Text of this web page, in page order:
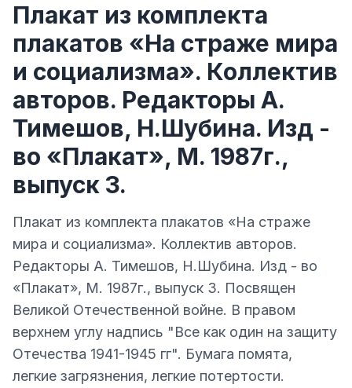
Плакат из комплекта
плакатов «На страже мира
и социализма». Коллектив
авторов. Редакторы А.
Тимешов, Н.Шубина. Изд -
во «Плакат», М. 1987г.,
выпуск 3.
Плакат из комплекта плакатов «На страже
мира и социализма». Коллектив авторов.
Редакторы А. Тимешов, Н.Шубина. Изд - во
«Плакат», М. 1987г., выпуск 3. Посвящен
Великой Отечественной войне. В правом
верхнем углу надпись "Все как один на защиту
Отечества 1941-1945 гг". Бумага помята,
легкие загрязнения, легкие потертости.